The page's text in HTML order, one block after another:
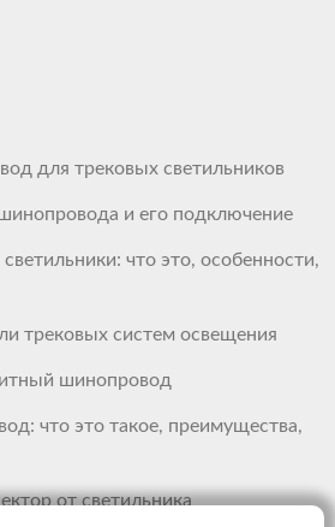
для трековых светильников
и его подключение
что это, особенности,
трековых систем освещения
шинопровод
что это такое, преимущества,
от светильника